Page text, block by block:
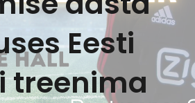
Eesti
treenima